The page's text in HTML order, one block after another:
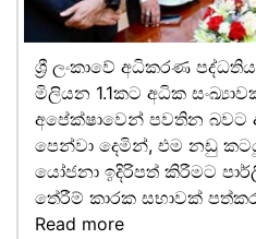
ශ්‍රී ලංකාවේ අධිකරණ
මිලියන 1.1කට අධික
අපේක්ෂාවෙන් පවතින බවට
පෙන්වා දෙමින්, එම නඩු
යෝජනා ඉදිරිපත් කිරීමට
තේරීම් කාරක සභාවක්
Read more